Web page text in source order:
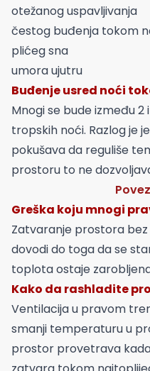
otežanog uspavljivanja
čestog buđenja tokom
plićeg sna
umora ujutru
Buđenje usred noći
Mnogi se bude između
tropskih noći. Razlog je
pokušava da reguliše
prostoru to ne
Greška koju mnogi
Zatvaranje prostora
dovodi do toga da se
toplota ostaje
Kako da rashladite
Ventilacija u pravom
smanji temperaturu u
prostor provetrava